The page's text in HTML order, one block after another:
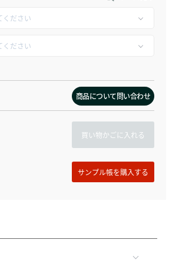
商品について問い合わせ
買い物かごに入れる